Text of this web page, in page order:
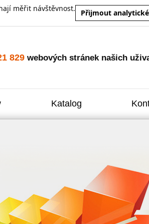
měřit návštěvnost.
Přijmout analytické
829 webových stránek našich
Katalog